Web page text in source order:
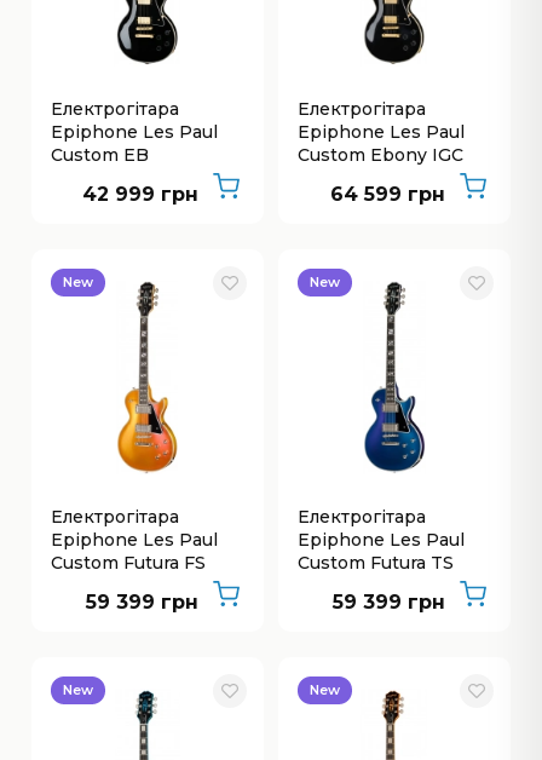
Електрогітара
Epiphone Les Paul
Custom EB
42 999 грн
Електрогітара
Epiphone Les Paul
Custom Ebony IGC
64 599 грн
New
Електрогітара
Epiphone Les Paul
Custom Futura FS
59 399 грн
New
Електрогітара
Epiphone Les Paul
Custom Futura TS
59 399 грн
New New